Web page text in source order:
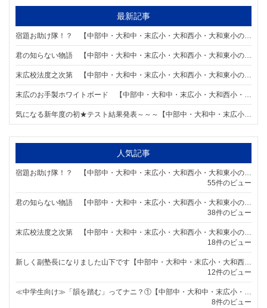
最新記事
人気記事
55件のビュー
38件のビュー
18件のビュー
12件のビュー
8件のビュー